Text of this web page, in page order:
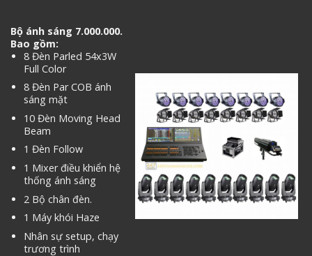
Bộ ánh sáng 7.000.000.
Bao gồm:
8 Đèn Parled 54x3W
Full Color
8 Đèn Par COB ánh
sáng mặt
10 Đèn Moving Head
Beam
1 Đèn Follow
1 Mixer điều khiển hệ
thống ánh sáng
2 Bộ chân đèn.
1 Máy khói Haze
Nhân sự setup, chạy
trương trình